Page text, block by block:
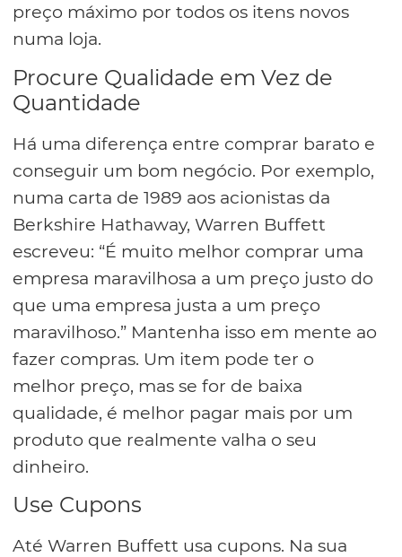
preço máximo por todos os itens novos
numa loja.
Procure Qualidade em Vez de
Quantidade
Há uma diferença entre comprar barato e
conseguir um bom negócio. Por exemplo,
numa carta de 1989 aos acionistas da
Berkshire Hathaway, Warren Buffett
escreveu: “É muito melhor comprar uma
empresa maravilhosa a um preço justo do
que uma empresa justa a um preço
maravilhoso.” Mantenha isso em mente ao
fazer compras. Um item pode ter o
melhor preço, mas se for de baixa
qualidade, é melhor pagar mais por um
produto que realmente valha o seu
dinheiro.
Use Cupons
Até Warren Buffett usa cupons. Na sua